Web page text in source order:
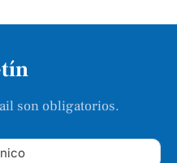
son obligatorios.